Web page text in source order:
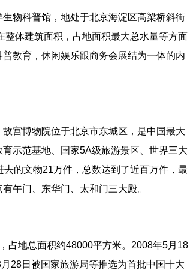
物科普馆，地处于北京海淀区高梁桥斜街
体建筑面积，占地面积最大总水量等方面
教育，休闲娱乐跟商务会展结为一体的内
宫博物院位于北京市东城区，是中国最大
示范基地、国家5A级旅游景区、世界三大
的文物21万件，总数达到了近百万件，最
午门、东华门、太和门三大殿。
占地总面积约48000平方米。2008年5月18
28日被国家旅游局等推选为首批中国十大